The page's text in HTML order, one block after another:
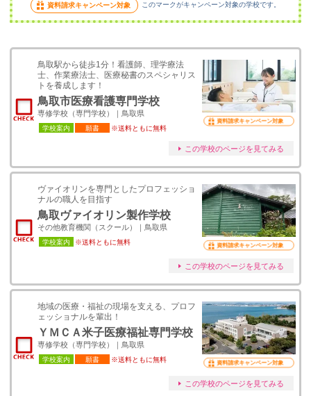
資料請求キャンペーン対象 このマークがキャンペーン対象の学校です。
鳥取駅から徒歩1分！看護師、理学療法
士、作業療法士、医療秘書のスペシャリス
トを養成します！
鳥取市医療看護専門学校
専修学校（専門学校）｜鳥取県
学校案内 願書 ※送料ともに無料
資料請求キャンペーン対象
この学校のページを見てみる
ヴァイオリンを専門としたプロフェッショ
ナルの職人を目指す
鳥取ヴァイオリン製作学校
その他教育機関（スクール）｜鳥取県
学校案内 ※送料ともに無料 資料請求キャンペーン対象
この学校のページを見てみる
地域の医療・福祉の現場を支える、プロフ
ェッショナルを輩出！
ＹＭＣＡ米子医療福祉専門学校
専修学校（専門学校）｜鳥取県
学校案内 願書 ※送料ともに無料 資料請求キャンペーン対象
この学校のページを見てみる